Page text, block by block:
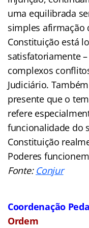
uma equilibrada
simples afirmação
Constituição está
satisfatoriamente
complexos
Judiciário.
presente que o
refere
funcionalidade do
Constituição
Poderes
Fonte: Conjur
Coordenação
Ordem